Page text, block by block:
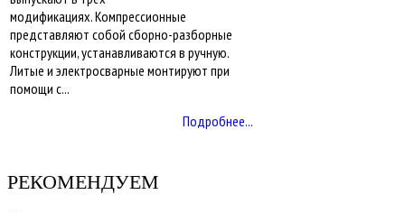
модификациях. Компрессионные
представляют собой сборно-разборные
конструкции, устанавливаются в ручную.
Литые и электросварные монтируют при
помощи с...
Подробнее...
РЕКОМЕНДУЕМ